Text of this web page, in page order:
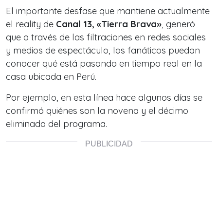
El importante desfase que mantiene actualmente
el reality de Canal 13, «Tierra Brava», generó
que a través de las filtraciones en redes sociales
y medios de espectáculo, los fanáticos puedan
conocer qué está pasando en tiempo real en la
casa ubicada en Perú.
Por ejemplo, en esta línea hace algunos días se
confirmó quiénes son la novena y el décimo
eliminado del programa.